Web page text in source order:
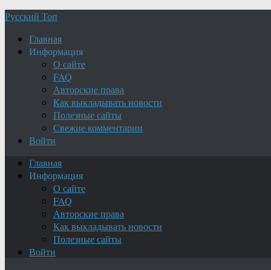
Русский Топ
Главная
Информация
О сайте
FAQ
Авторские права
Как выкладывать новости
Полезные сайты
Свежие комментарии
Войти
Главная
Информация
О сайте
FAQ
Авторские права
Как выкладывать новости
Полезные сайты
Войти